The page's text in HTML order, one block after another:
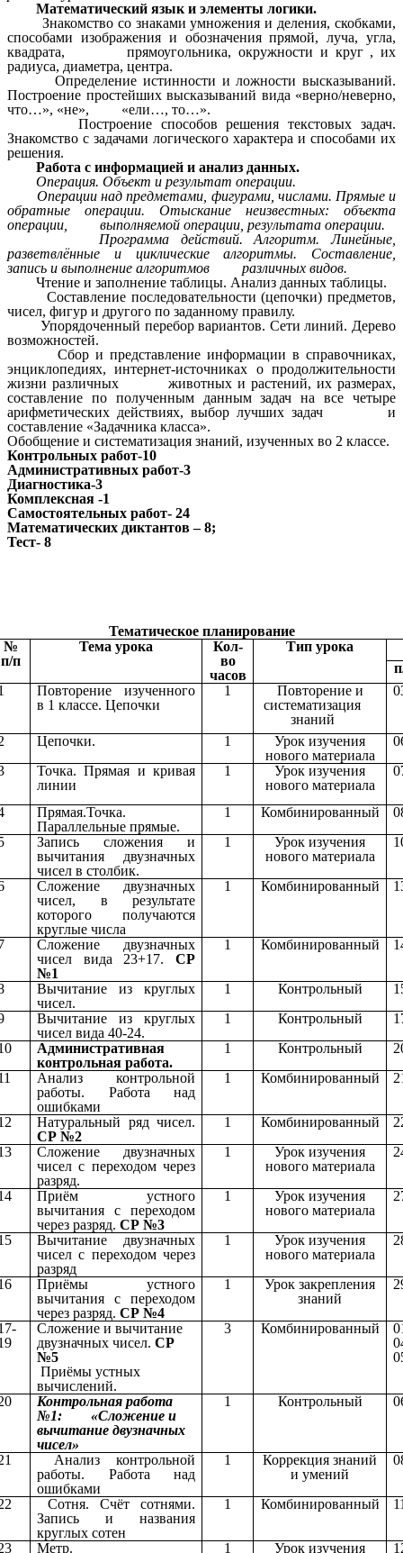
Математический язык и элементы логики.
Знакомство со знаками умножения и деления, скобками,
способами изображения и обозначения прямой, луча, угла,
квадрата, прямоугольника, окружности и круг , их
радиуса, диаметра, центра.
Определение истинности и ложности высказываний.
Построение простейших высказываний вида «верно/неверно,
что…», «не», «ели…, то…».
Построение способов решения текстовых задач.
Знакомство с задачами логического характера и способами их
решения.
Работа с информацией и анализ данных.
Операция. Объект и результат операции.
Операции над предметами, фигурами, числами. Прямые и
обратные операции. Отыскание неизвестных: объекта
операции, выполняемой операции, результата операции.
Программа действий. Алгоритм. Линейные,
разветвлённые и циклические алгоритмы. Составление,
запись и выполнение алгоритмов различных видов.
Чтение и заполнение таблицы. Анализ данных таблицы.
Составление последовательности (цепочки) предметов,
чисел, фигур и другого по заданному правилу.
Упорядоченный перебор вариантов. Сети линий. Дерево
возможностей.
Сбор и представление информации в справочниках,
энциклопедиях, интернет-источниках о продолжительности
жизни различных животных и растений, их размерах,
составление по полученным данным задач на все четыре
арифметических действиях, выбор лучших задач и
составление «Задачника класса».
Обобщение и систематизация знаний, изученных во 2 классе.
Контрольных работ-10
Административных работ-3
Диагностика-3
Комплексная -1
Самостоятельных работ- 24
Математических диктантов – 8;
Тест- 8
Тематическое планирование
№
п/п
Тема урока
Кол-
во
часов
Тип урока
Повторение изученного
в 1 классе. Цепочки
1
Повторение и
систематизация
знаний
Цепочки. 1
Урок изучения
нового материала
Точка. Прямая и кривая
линии
1
Урок изучения
нового материала
Прямая.Точка.
Параллельные прямые.
1 Комбинированный
Запись сложения и
вычитания двузначных
чисел в столбик.
1
Урок изучения
нового материала
Сложение двузначных
чисел, в результате
которого получаются
круглые числа
1 Комбинированный
Сложение двузначных
чисел вида 23+17. СР
№1
1 Комбинированный
Вычитание из круглых
чисел.
1 Контрольный
Вычитание из круглых
чисел вида 40-24.
1 Контрольный
Административная
контрольная работа.
1 Контрольный
Анализ контрольной
работы. Работа над
ошибками
1 Комбинированный
Натуральный ряд чисел.
СР №2
1 Комбинированный
Сложение двузначных
чисел с переходом через
разряд.
1
Урок изучения
нового материала
Приём устного
вычитания с переходом
через разряд.СР №3
1
Урок изучения
нового материала
Вычитание двузначных
чисел с переходом через
разряд
1
Урок изучения
нового материала
Приёмы устного
вычитания с переходом
через разряд.СР №4
1
Урок закрепления
знаний
Сложение и вычитание
двузначных чисел.СР
№5
Приёмы устных
вычислений.
3 Комбинированный
Контрольная работа
№1: «Сложение и
вычитание двузначных
чисел»
1 Контрольный
Анализ контрольной
работы. Работа над
ошибками
1
Коррекция знаний
и умений
Сотня. Счёт сотнями.
Запись и названия
круглых сотен
1 Комбинированный
Метр. 1
Урок изучения